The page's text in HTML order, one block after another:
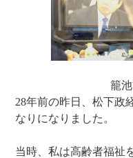
籠
28年前の昨日、松下政
なりになりました。
当時、私は高齢者福祉